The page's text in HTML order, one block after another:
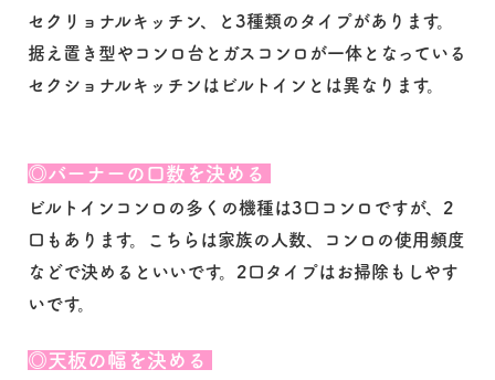
セクリョナルキッチン、と3種類のタイプがあります。
据え置き型やコンロ台とガスコンロが一体となっている
セクショナルキッチンはビルトインとは異なります。
◎バーナーの口数を決める
ビルトインコンロの多くの機種は3口コンロですが、2
口もあります。こちらは家族の人数、コンロの使用頻度
などで決めるといいです。2口タイプはお掃除もしやす
いです。
◎天板の幅を決める